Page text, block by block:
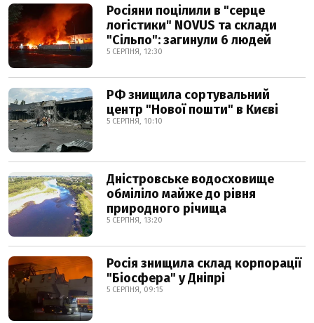
Росіяни поцілили в "серце
логістики" NOVUS та склади
"Сільпо": загинули 6 людей
5 СЕРПНЯ, 12:30
РФ знищила сортувальний
центр "Нової пошти" в Києві
5 СЕРПНЯ, 10:10
Дністровське водосховище
обміліло майже до рівня
природного річища
5 СЕРПНЯ, 13:20
Росія знищила склад корпорації
"Біосфера" у Дніпрі
5 СЕРПНЯ, 09:15